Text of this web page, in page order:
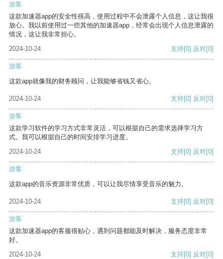
游客
这款加速器app的安全性很高，使用过程中不会泄露个人信息，这让我很
放心。我以前使用过一些其他的加速器app，经常会出现个人信息泄露的
情况，这让我非常担心。
2024-10-24
支持[0] 反对[0]
游客
这款app就像我的财务顾问，让我能够省钱又省心。
2024-10-24 支持[0] 反对[0]
游客
这款学习软件的学习方式非常灵活，可以根据自己的需求选择学习方
式。我可以根据自己的时间安排学习进度。
2024-10-24
支持[0] 反对[0]
游客
这款app的音乐资源非常优质，可以让我尽情享受音乐的魅力。
2024-10-24 支持[0] 反对[0]
游客
这款加速器app的客服很贴心，遇到问题都能及时解决，服务态度非常
好。
2024-10-24
支持[0] 反对[0]